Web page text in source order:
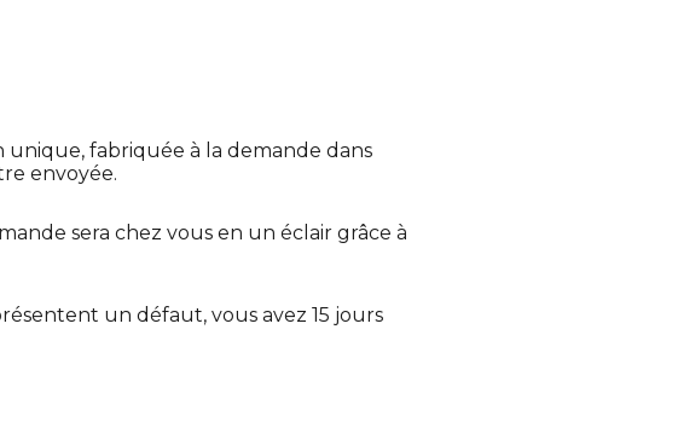
fabriquée à la demande dans
envoyée.
sera chez vous en un éclair grâce à
un défaut, vous avez 15 jours